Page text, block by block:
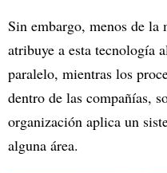
Sin embargo, menos de la
atribuye a esta tecnología
paralelo, mientras los
dentro de las compañías,
organización aplica un
alguna área.